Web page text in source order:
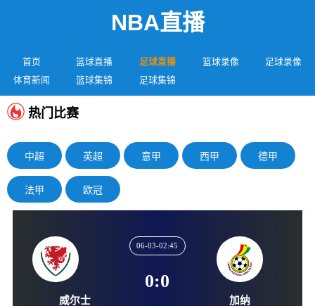
NBA直播
首页 篮球直播 足球直播 篮球录像
足球录像
体育新闻
篮球集锦 足球集锦
热门比赛
中超 英超 意甲 西甲 德甲
法甲 欧冠